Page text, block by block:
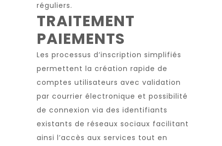
réguliers.
TRAITEMENT
PAIEMENTS
Les processus d’inscription simplifiés
permettent la création rapide de
comptes utilisateurs avec validation
par courrier électronique et possibilité
de connexion via des identifiants
existants de réseaux sociaux facilitant
ainsi l’accès aux services tout en